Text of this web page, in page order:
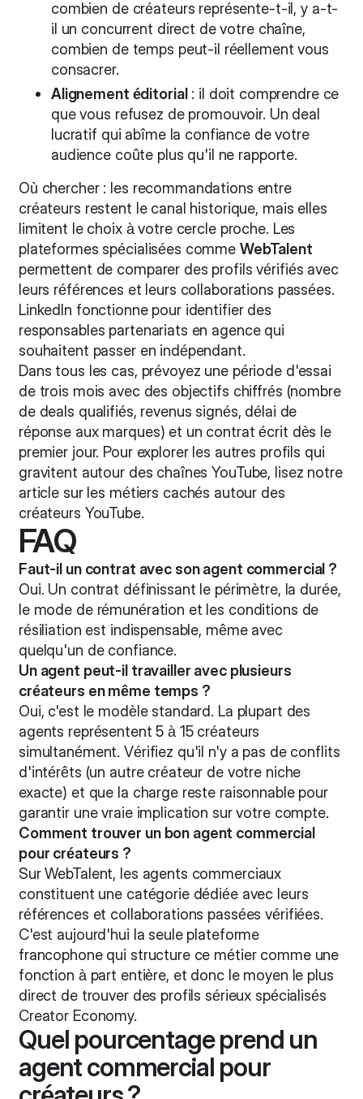
combien de créateurs représente-t-il, y a-t-
il un concurrent direct de votre chaîne,
combien de temps peut-il réellement vous
consacrer.
Alignement éditorial: il doit comprendre ce
que vous refusez de promouvoir. Un deal
lucratif qui abîme la confiance de votre
audience coûte plus qu'il ne rapporte.
Où chercher : les recommandations entre
créateurs restent le canal historique, mais elles
limitent le choix à votre cercle proche. Les
plateformes spécialisées comme WebTalent
permettent de comparer des profils vérifiés avec
leurs références et leurs collaborations passées.
LinkedIn fonctionne pour identifier des
responsables partenariats en agence qui
souhaitent passer en indépendant.
Dans tous les cas, prévoyez une période d'essai
de trois mois avec des objectifs chiffrés (nombre
de deals qualifiés, revenus signés, délai de
réponse aux marques) et un contrat écrit dès le
premier jour. Pour explorer les autres profils qui
gravitent autour des chaînes YouTube, lisez notre
article sur les métiers cachés autour des
créateurs YouTube.
FAQ
Faut-il un contrat avec son agent commercial ?
Oui. Un contrat définissant le périmètre, la durée,
le mode de rémunération et les conditions de
résiliation est indispensable, même avec
quelqu'un de confiance.
Un agent peut-il travailler avec plusieurs
créateurs en même temps ?
Oui, c'est le modèle standard. La plupart des
agents représentent 5 à 15 créateurs
simultanément. Vérifiez qu'il n'y a pas de conflits
d'intérêts (un autre créateur de votre niche
exacte) et que la charge reste raisonnable pour
garantir une vraie implication sur votre compte.
Comment trouver un bon agent commercial
pour créateurs ?
Sur WebTalent, les agents commerciaux
constituent une catégorie dédiée avec leurs
références et collaborations passées vérifiées.
C'est aujourd'hui la seule plateforme
francophone qui structure ce métier comme une
fonction à part entière, et donc le moyen le plus
direct de trouver des profils sérieux spécialisés
Creator Economy.
Quel pourcentage prend un
agent commercial pour